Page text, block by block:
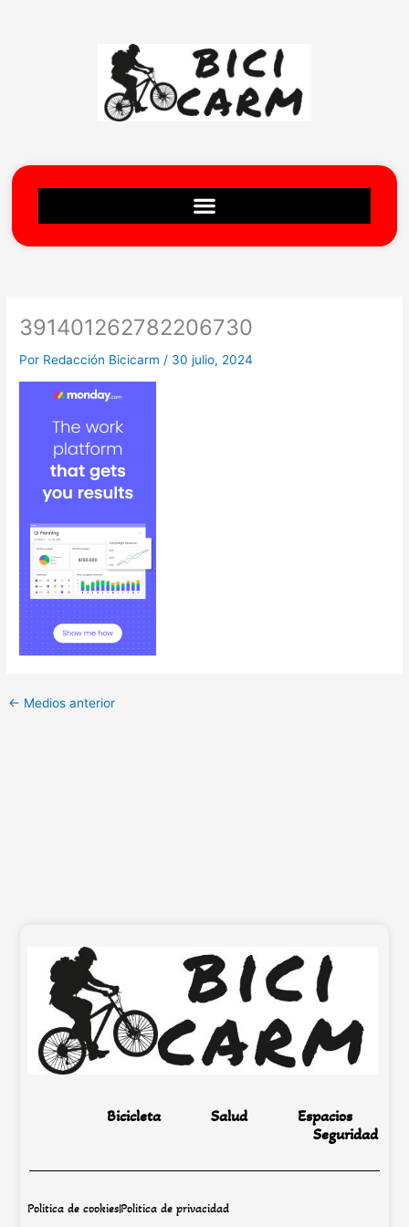
391401262782206730
Por Redacción Bicicarm / 30 julio, 2024
← Medios anterior
Bicicleta Salud
Espacios
Seguridad
Politica de cookiesPolitica de privacidad